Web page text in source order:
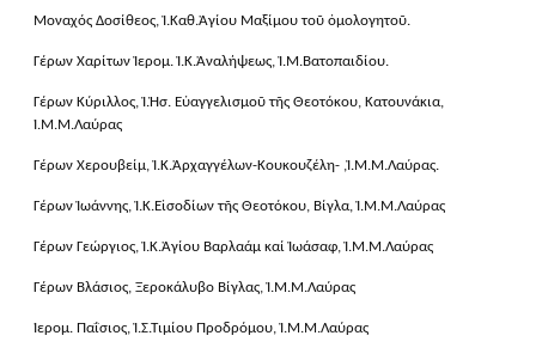
Μοναχός Δοσίθεος, Ἱ.Καθ.Ἁγίου Μαξίμου τοῦ ὁμολογητοῦ.
Γέρων Χαρίτων Ἱερομ. Ἱ.Κ.Ἀναλήψεως, Ἱ.Μ.Βατοπαιδίου.
Γέρων Κύριλλος, Ἱ.Ἠσ. Εὐαγγελισμοῦ τῆς Θεοτόκου, Κατουνάκια,
Ἱ.Μ.Μ.Λαύρας
Γέρων Χερουβείμ, Ἱ.Κ.Ἀρχαγγέλων-Κουκουζέλη- ,Ἱ.Μ.Μ.Λαύρας.
Γέρων Ἰωάννης, Ἱ.Κ.Εἰσοδίων τῆς Θεοτόκου, Βίγλα, Ἱ.Μ.Μ.Λαύρας
Γέρων Γεώργιος, Ἱ.Κ.Ἁγίου Βαρλαάμ καί Ἱωάσαφ, Ἱ.Μ.Μ.Λαύρας
Γέρων Βλάσιος, Ξεροκάλυβο Βίγλας, Ἱ.Μ.Μ.Λαύρας
Ἱερομ. Παΐσιος, Ἱ.Σ.Τιμίου Προδρόμου, Ἱ.Μ.Μ.Λαύρας